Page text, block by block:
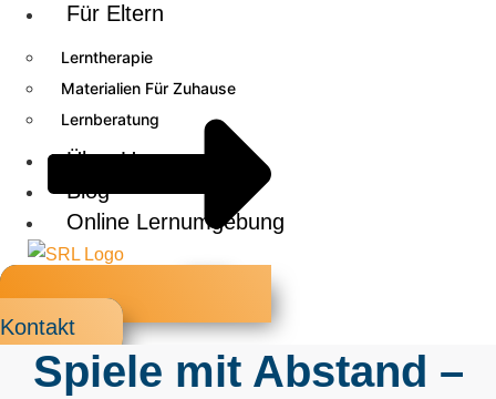
Für Eltern
Lerntherapie
Materialien Für Zuhause
Lernberatung
Über Uns
Blog
Online Lernumgebung
Kontakt
Spiele mit Abstand –